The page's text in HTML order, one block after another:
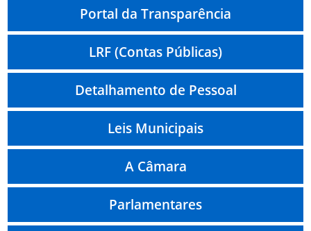
Portal da Transparência
LRF (Contas Públicas)
Detalhamento de Pessoal
Leis Municipais
A Câmara
Parlamentares